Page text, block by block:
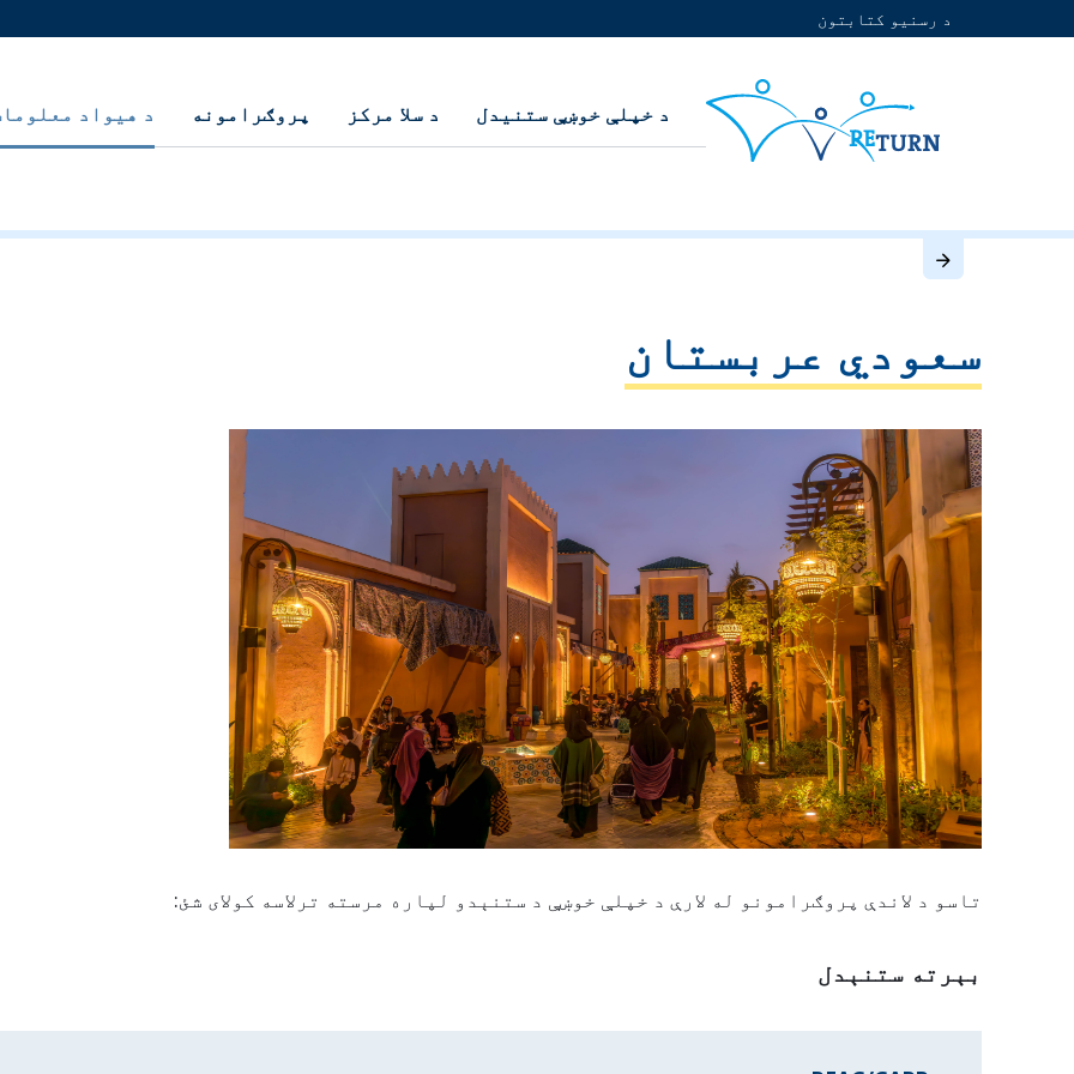
د رسنیو کتابتون
د خپلې خوښې ستنيدل د سلا مرکز پروګرامونه د هيواد
سعودي عربستان
تاسو د لاندې پروګرامونو له لارې د خپلې خوښې د ستنېدو لپاره مرسته ترلاسه کولای شئ:
بېرته ستنېدل